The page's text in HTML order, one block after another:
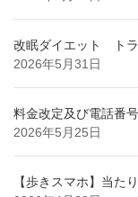
改眠ダイエット ト
2026年5月31日
料金改定及び電話番
2026年5月25日
【歩きスマホ】当た